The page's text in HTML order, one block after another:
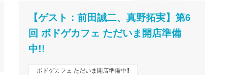
【ゲスト：前田誠二、真野拓実】第6
回 ボドゲカフェ ただいま開店準備
中!!
ボドゲカフェ ただいま開店準備中!!